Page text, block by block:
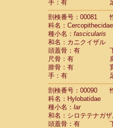
Hylobatidae
Hylobatidae
Hylobatidae
Hominidae
Hominidae
Hominidae
Hominidae
Primates
Scandentia
Scandentia
Scandentia
Scandentia
Scandentia
手：有
剖検番号：00081
科名：Cercopithecidae
種小名： fascicularis
和名：カニクイザル
頭蓋骨：有
尺骨：有
腓骨：有
手：有
剖検番号：00090
科名：Hylobatidae
種小名： lar
和名：シロテテナガ
頭蓋骨：有